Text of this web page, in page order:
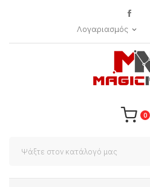
Λογαριασμός expand_more
0